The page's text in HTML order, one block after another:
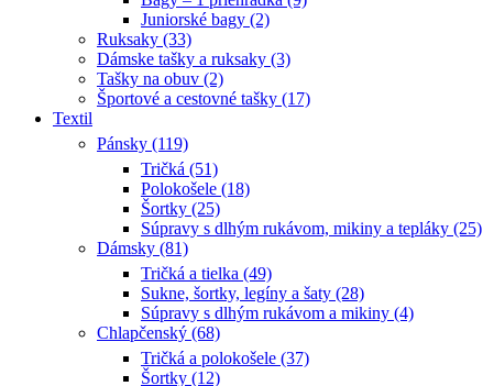
Juniorské bagy (2)
Ruksaky (33)
Dámske tašky a ruksaky (3)
Tašky na obuv (2)
Športové a cestovné tašky (17)
Textil
Pánsky (119)
Tričká (51)
Polokošele (18)
Šortky (25)
Súpravy s dlhým rukávom, mikiny a tepláky (25)
Dámsky (81)
Tričká a tielka (49)
Sukne, šortky, legíny a šaty (28)
Súpravy s dlhým rukávom a mikiny (4)
Chlapčenský (68)
Tričká a polokošele (37)
Šortky (12)